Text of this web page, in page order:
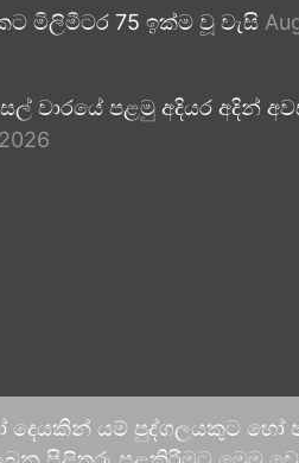
මිලිමීටර 75 ඉක්ම වූ වැසි
වාරයේ පළමු අදියර අදින්
දෙයකින් යම් පුද්ගලයකුට